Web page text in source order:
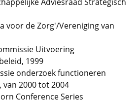
voor de Zorg'/Vereniging van
Uitvoering
1999
onderzoek functioneren
2000 tot 2004
Conference Series